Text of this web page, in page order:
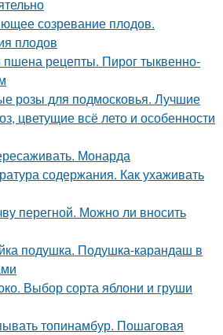
созревание плодов.
плодов
пшена рецепты. Пирог тыквенно-
розы для подмосковья. Лучшие
цветущие всё лето и особенности
Монарда
содержания. Как ухаживать
перегной. Можно ли вносить
подушка. Подушка-карандаш в
Выбор сорта яблони и груши
топинамбур. Пошаговая